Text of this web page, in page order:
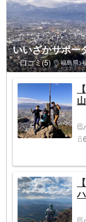
いいざかサポー
口コミ(5) 福島県>